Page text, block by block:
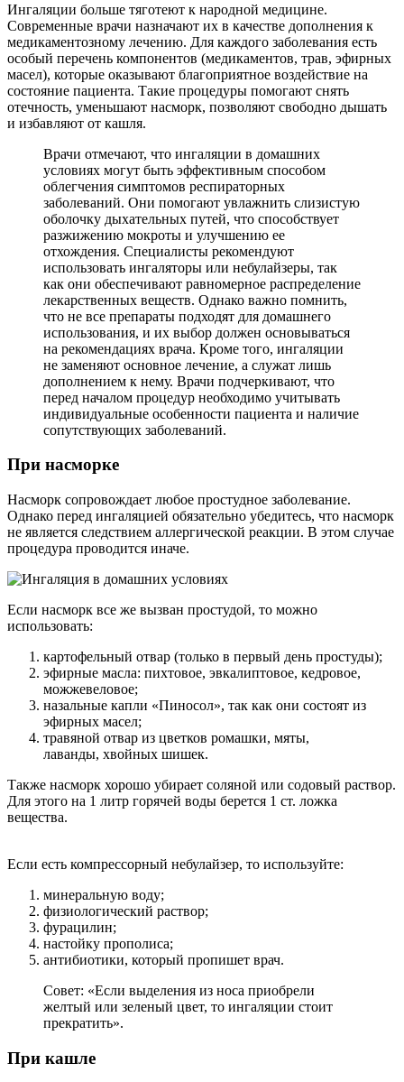
Ингаляции больше тяготеют к народной медицине.
Современные врачи назначают их в качестве дополнения к
медикаментозному лечению. Для каждого заболевания есть
особый перечень компонентов (медикаментов, трав, эфирных
масел), которые оказывают благоприятное воздействие на
состояние пациента. Такие процедуры помогают снять
отечность, уменьшают насморк, позволяют свободно дышать
и избавляют от кашля.
Врачи отмечают, что ингаляции в домашних
условиях могут быть эффективным способом
облегчения симптомов респираторных
заболеваний. Они помогают увлажнить слизистую
оболочку дыхательных путей, что способствует
разжижению мокроты и улучшению ее
отхождения. Специалисты рекомендуют
использовать ингаляторы или небулайзеры, так
как они обеспечивают равномерное распределение
лекарственных веществ. Однако важно помнить,
что не все препараты подходят для домашнего
использования, и их выбор должен основываться
на рекомендациях врача. Кроме того, ингаляции
не заменяют основное лечение, а служат лишь
дополнением к нему. Врачи подчеркивают, что
перед началом процедур необходимо учитывать
индивидуальные особенности пациента и наличие
сопутствующих заболеваний.
При насморке
Насморк сопровождает любое простудное заболевание.
Однако перед ингаляцией обязательно убедитесь, что насморк
не является следствием аллергической реакции. В этом случае
процедура проводится иначе.
Если насморк все же вызван простудой, то можно
использовать:
картофельный отвар (только в первый день простуды);
эфирные масла: пихтовое, эвкалиптовое, кедровое,
можжевеловое;
назальные капли «Пиносол», так как они состоят из
эфирных масел;
травяной отвар из цветков ромашки, мяты,
лаванды, хвойных шишек.
Также насморк хорошо убирает соляной или содовый раствор.
Для этого на 1 литр горячей воды берется 1 ст. ложка
вещества.
Если есть компрессорный небулайзер, то используйте:
минеральную воду;
физиологический раствор;
фурацилин;
настойку прополиса;
антибиотики, который пропишет врач.
Совет: «Если выделения из носа приобрели
желтый или зеленый цвет, то ингаляции стоит
прекратить».
При кашле